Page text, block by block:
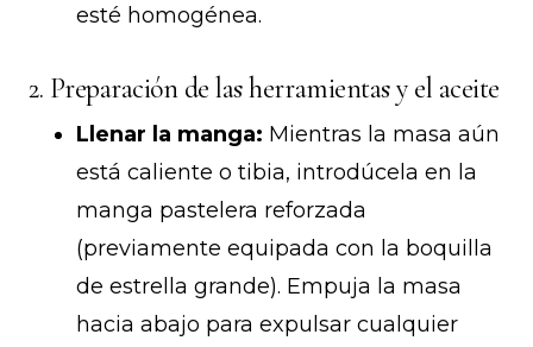
esté homogénea.
2. Preparación de las herramientas y el aceite
Llenar la manga: Mientras la masa aún
está caliente o tibia, introdúcela en la
manga pastelera reforzada
(previamente equipada con la boquilla
de estrella grande). Empuja la masa
hacia abajo para expulsar cualquier